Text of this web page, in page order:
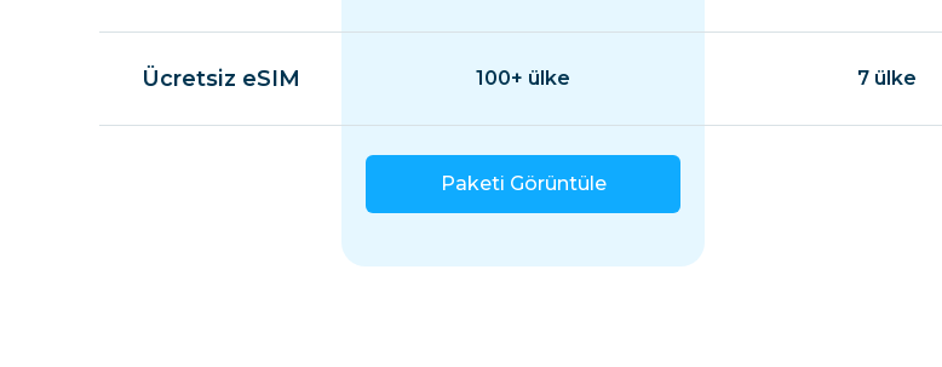
Ücretsiz eSIM 100+ ülke 7 ülke
Paketi Görüntüle